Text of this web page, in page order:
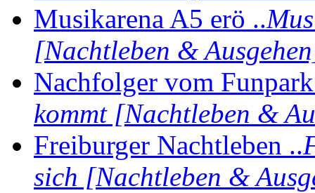
Musikarena A5 erö ..
[Nachtleben &
Nachfolger vom
kommt [Nachtleben &
Freiburger Nachtleben ..
sich [Nachtleben &